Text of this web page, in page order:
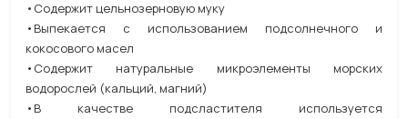
•Содержит цельнозерновую муку
•Выпекается с использованием подсолнечного и
кокосового масел
•Содержит натуральные микроэлементы морских
водорослей (кальций, магний)
•В качестве подсластителя используется